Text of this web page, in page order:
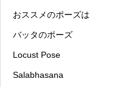
おススメのポーズは
バッタのポーズ
Locust Pose
Salabhasana